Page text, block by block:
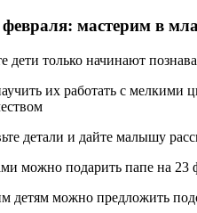
мастерим в
дети только начинают
их работать с мелкими
детали и дайте малышу
можно подарить папе на 23
детям можно предложить